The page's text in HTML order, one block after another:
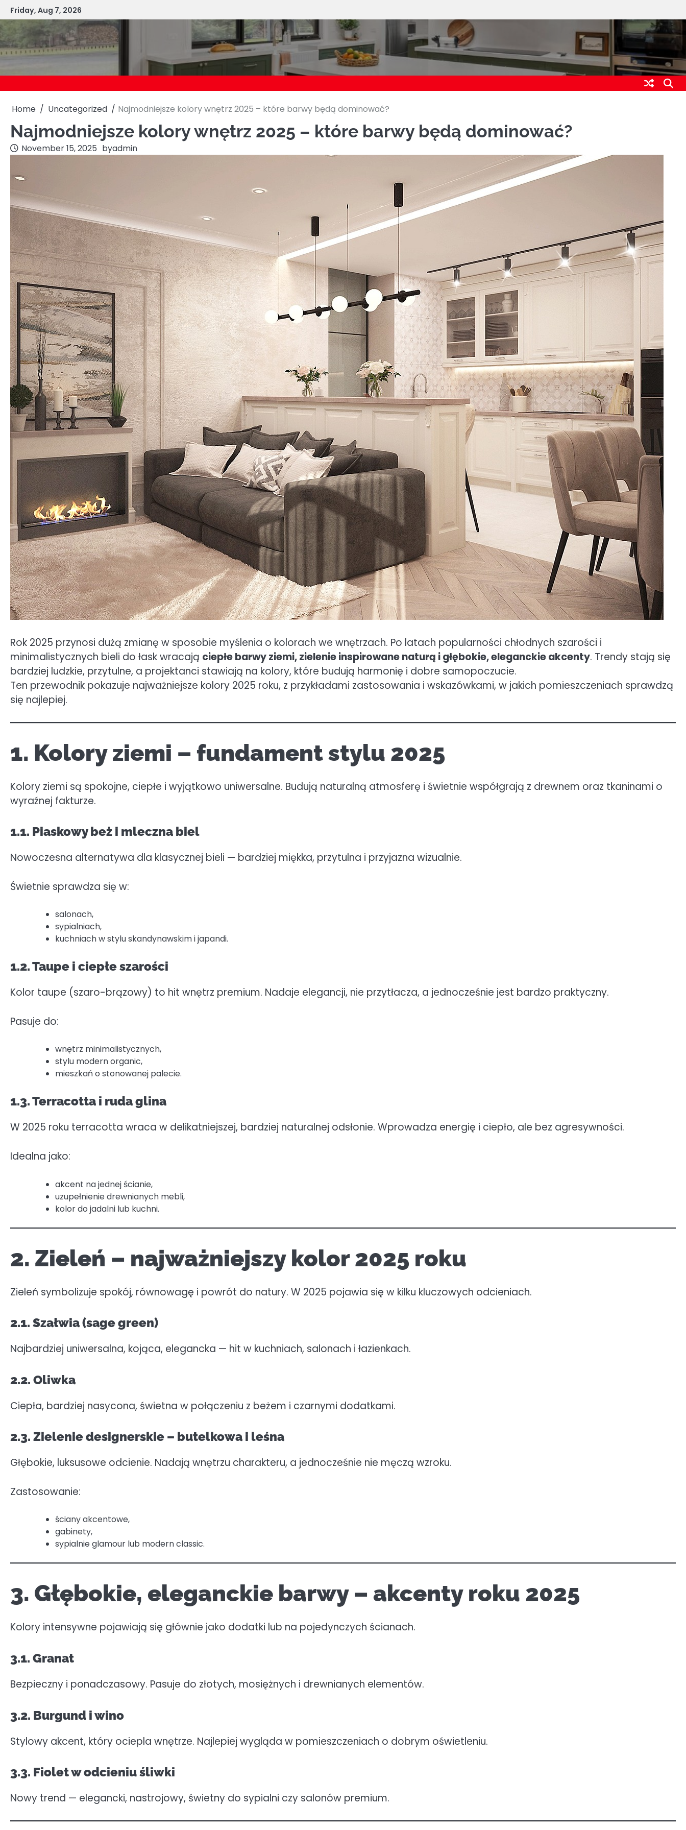
Skip
to
content
Friday, Aug 7, 2026
Urządamy DOM
Home Uncategorized Najmodniejsze kolory wnętrz 2025 – które barwy będą dominować?
Najmodniejsze kolory wnętrz 2025 – które barwy będą dominować?
November 15, 2025 byadmin
Rok 2025 przynosi dużą zmianę w sposobie myślenia o kolorach we wnętrzach. Po latach popularności chłodnych szarości i
minimalistycznych bieli do łask wracają ciepłe barwy ziemi, zielenie inspirowane naturą i głębokie, eleganckie akcenty. Trendy stają się
bardziej ludzkie, przytulne, a projektanci stawiają na kolory, które budują harmonię i dobre samopoczucie.
Ten przewodnik pokazuje najważniejsze kolory 2025 roku, z przykładami zastosowania i wskazówkami, w jakich pomieszczeniach sprawdzą
się najlepiej.
1. Kolory ziemi – fundament stylu 2025
Kolory ziemi są spokojne, ciepłe i wyjątkowo uniwersalne. Budują naturalną atmosferę i świetnie współgrają z drewnem oraz tkaninami o
wyraźnej fakturze.
1.1. Piaskowy beż i mleczna biel
Nowoczesna alternatywa dla klasycznej bieli — bardziej miękka, przytulna i przyjazna wizualnie.
Świetnie sprawdza się w:
salonach,
sypialniach,
kuchniach w stylu skandynawskim i japandi.
1.2. Taupe i ciepłe szarości
Kolor taupe (szaro-brązowy) to hit wnętrz premium. Nadaje elegancji, nie przytłacza, a jednocześnie jest bardzo praktyczny.
Pasuje do:
wnętrz minimalistycznych,
stylu modern organic,
mieszkań o stonowanej palecie.
1.3. Terracotta i ruda glina
W 2025 roku terracotta wraca w delikatniejszej, bardziej naturalnej odsłonie. Wprowadza energię i ciepło, ale bez agresywności.
Idealna jako:
akcent na jednej ścianie,
uzupełnienie drewnianych mebli,
kolor do jadalni lub kuchni.
2. Zieleń – najważniejszy kolor 2025 roku
Zieleń symbolizuje spokój, równowagę i powrót do natury. W 2025 pojawia się w kilku kluczowych odcieniach.
2.1. Szałwia (sage green)
Najbardziej uniwersalna, kojąca, elegancka — hit w kuchniach, salonach i łazienkach.
2.2. Oliwka
Ciepła, bardziej nasycona, świetna w połączeniu z beżem i czarnymi dodatkami.
2.3. Zielenie designerskie – butelkowa i leśna
Głębokie, luksusowe odcienie. Nadają wnętrzu charakteru, a jednocześnie nie męczą wzroku.
Zastosowanie:
ściany akcentowe,
gabinety,
sypialnie glamour lub modern classic.
3. Głębokie, eleganckie barwy – akcenty roku 2025
Kolory intensywne pojawiają się głównie jako dodatki lub na pojedynczych ścianach.
3.1. Granat
Bezpieczny i ponadczasowy. Pasuje do złotych, mosiężnych i drewnianych elementów.
3.2. Burgund i wino
Stylowy akcent, który ociepla wnętrze. Najlepiej wygląda w pomieszczeniach o dobrym oświetleniu.
3.3. Fiolet w odcieniu śliwki
Nowy trend — elegancki, nastrojowy, świetny do sypialni czy salonów premium.